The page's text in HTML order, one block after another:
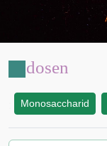
Aldosen
Monosaccharid